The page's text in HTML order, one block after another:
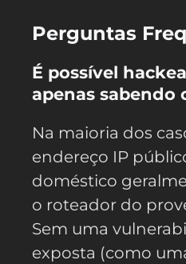
Perguntas
É possível
apenas sabendo
Na maioria dos
endereço IP
doméstico
o roteador do
Sem uma
exposta (como